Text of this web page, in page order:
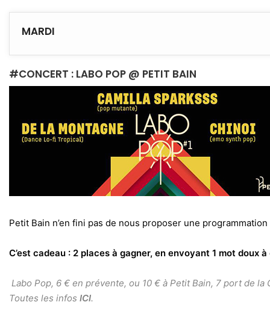
MARDI
#CONCERT : LABO POP @ PETIT BAIN
Petit Bain n’en fini pas de nous proposer une
C’est cadeau : 2 places à gagner, en envoyant 1 mot doux
Labo Pop, 6 € en prévente, ou 10 € à Petit Bain, 7 port de la
Toutes les infos ICI.